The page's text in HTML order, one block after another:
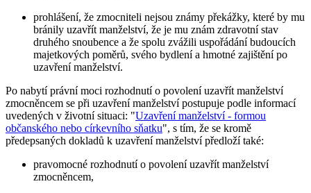
prohlášení, že zmocniteli nejsou známy překážky, které by mu
bránily uzavřít manželství, že je mu znám zdravotní stav
druhého snoubence a že spolu zvážili uspořádání budoucích
majetkových poměrů, svého bydlení a hmotné zajištění po
uzavření manželství.
Po nabytí právní moci rozhodnutí o povolení uzavřít manželství
zmocněncem se při uzavření manželství postupuje podle informací
uvedených v životní situaci: "Uzavření manželství - formou
občanského nebo církevního sňatku", s tím, že se kromě
předepsaných dokladů k uzavření manželství předloží také:
pravomocné rozhodnutí o povolení uzavřít manželství
zmocněncem,